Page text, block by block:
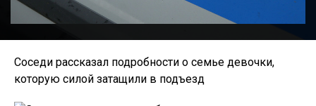
Соседи рассказал подробности о семье девочки,
которую силой затащили в подъезд